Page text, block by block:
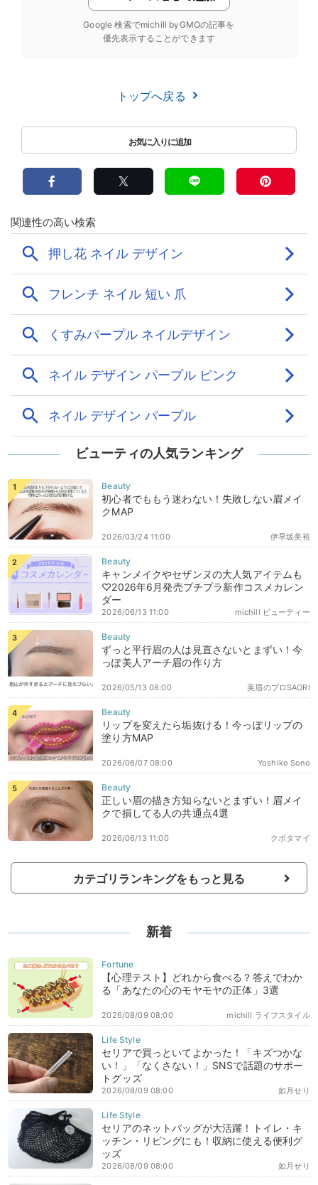
Google 検索でmichill byGMOの記事を
優先表示することができます
トップへ戻る
ビューティの人気ランキング
初心者でももう迷わない！失敗しない眉メイ
クMAP
伊早坂美裕
2026/03/24 11:00
キャンメイクやセザンヌの大人気アイテムも
♡2026年6月発売プチプラ新作コスメカレン
ダー
michill ビューティー
2026/06/13 11:00
ずっと平行眉の人は見直さないとまずい！今
っぽ美人アーチ眉の作り方
美眉のプロSAORI
2026/05/13 08:00
リップを変えたら垢抜ける！今っぽリップの
塗り方MAP
Yoshiko Sono
2026/06/07 08:00
正しい眉の描き方知らないとまずい！眉メイ
クで損してる人の共通点4選
クボタマイ
2026/06/13 11:00
カテゴリランキングをもっと見る
新着
【心理テスト】どれから食べる？答えでわか
る「あなたの心のモヤモヤの正体」3選
michill ライフスタイル
2026/08/09 08:00
セリアで買っといてよかった！「キズつかな
い！」「なくさない！」SNSで話題のサポー
トグッズ
如月せり
2026/08/09 08:00
セリアのネットバッグが大活躍！トイレ・キ
ッチン・リビングにも！収納に使える便利グ
ッズ
如月せり
2026/08/09 08:00